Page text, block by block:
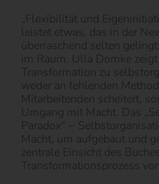
„Flexibilität und
leistet etwas, das in der
überraschend selten
im Raum. Ulla Domke
Transformation zu
weder an fehlenden
Mitarbeitenden scheitert,
Umgang mit Macht. Das
Paradox“ −
Macht, um aufgebaut und
zentrale Einsicht des
Transformationsprozess